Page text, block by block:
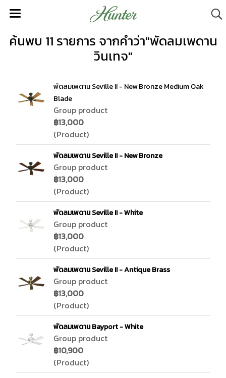
ค้นพบ 11 รายการ จากคำว่า"พัดลมเพดาน
วินเทจ"
พัดลมเพดาน Seville II - New Bronze Medium Oak
Blade
Group product
฿13,000
(Product)
พัดลมเพดาน Seville II - New Bronze
Group product
฿13,000
(Product)
พัดลมเพดาน Seville II - White
Group product
฿13,000
(Product)
พัดลมเพดาน Seville II - Antique Brass
Group product
฿13,000
(Product)
พัดลมเพดาน Bayport - White
Group product
฿10,900
(Product)